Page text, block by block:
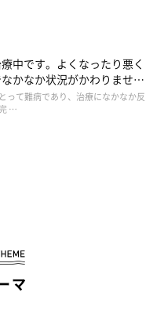
中です。よくなったり悪く
かなか状況がかわりませ
治療法はないでしょうか。
って難病であり、治療になかなか反
…
マ